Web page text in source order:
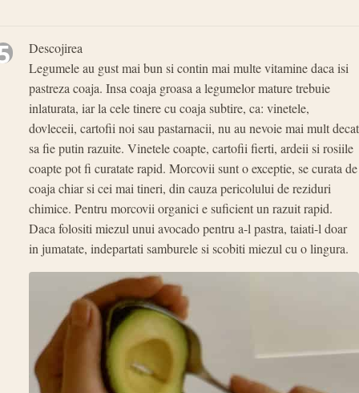
Descojirea
Legumele au gust mai bun si contin mai multe vitamine daca isi
pastreza coaja. Insa coaja groasa a legumelor mature trebuie
inlaturata, iar la cele tinere cu coaja subtire, ca: vinetele,
dovleceii, cartofii noi sau pastarnacii, nu au nevoie mai mult decat
sa fie putin razuite. Vinetele coapte, cartofii fierti, ardeii si rosiile
coapte pot fi curatate rapid. Morcovii sunt o exceptie, se curata de
coaja chiar si cei mai tineri, din cauza pericolului de reziduri
chimice. Pentru morcovii organici e suficient un razuit rapid.
Daca folositi miezul unui avocado pentru a-l pastra, taiati-l doar
in jumatate, indepartati samburele si scobiti miezul cu o lingura.